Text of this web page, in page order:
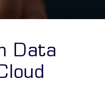
Data